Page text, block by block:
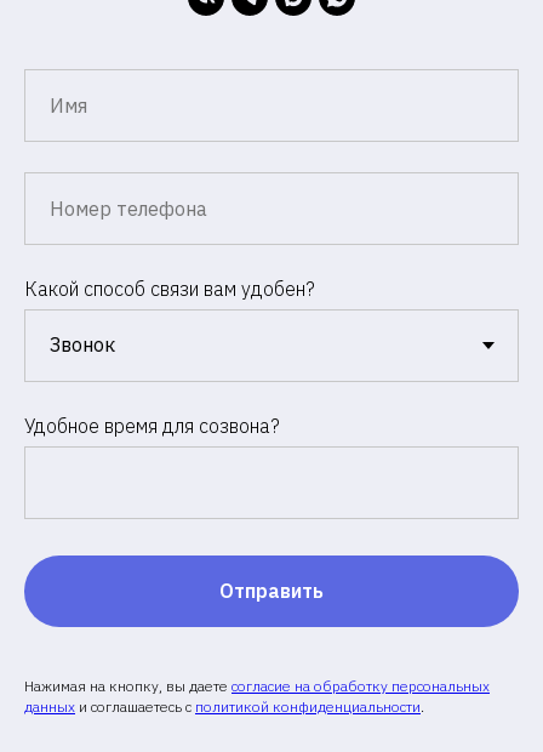
Какой способ связи вам удобен?
Удобное время для созвона?
Отправить
Нажимая на кнопку, вы даете согласие на обработку персональных
данных и соглашаетесь c политикой конфиденциальности.